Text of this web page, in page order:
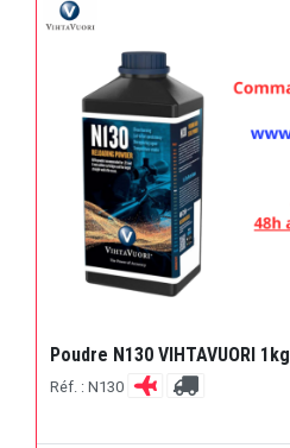
Poudre N130 VIHTAVUORI 1kg
Réf. : N130